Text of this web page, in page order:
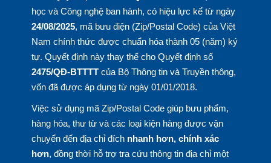
học và Công nghệ ban hành, có hiệu lực kể từ ngày
24/08/2025, mã bưu điện (Zip/Postal Code) của Việt
Nam chính thức được chuẩn hóa thành 05 (năm) ký
tự. Quyết định này thay thế cho Quyết định số
2475/QĐ-BTTTTcủa Bộ Thông tin và Truyền thông,
vốn đã được áp dụng từ ngày 01/01/2018.
Việc sử dụng mã Zip/Postal Code giúp bưu phẩm,
hàng hóa, thư từ và các loại kiện hàng được vận
chuyển đến địa chỉ đích nhanh hơn, chính xác
hơn, đồng thời hỗ trợ tra cứu thông tin địa chỉ một